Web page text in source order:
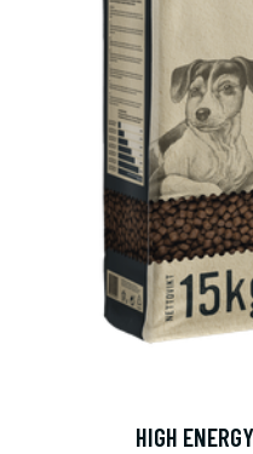
HIGH